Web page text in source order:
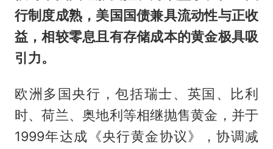
行制度成熟，美国国债兼具流动性与正收
益，相较零息且有存储成本的黄金极具吸
引力。
欧洲多国央行，包括瑞士、英国、比利
时、荷兰、奥地利等相继抛售黄金，并于
1999年达成《央行黄金协议》，协调减